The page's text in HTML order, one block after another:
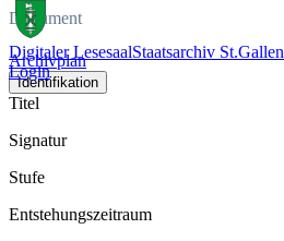
Digitaler LesesaalStaatsarchiv St.Gallen
Login
Dokument
Archivplan
Identifikation
Titel
Signatur
Stufe
Entstehungszeitraum